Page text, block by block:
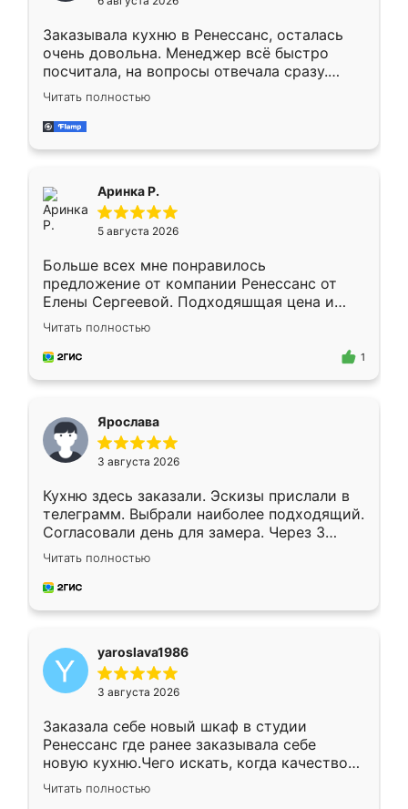
мебели буду заказывать только здесь.
Заказывала кухню в Ренессанс, осталась
очень довольна. Менеджер всё быстро
посчитала, на вопросы отвечала сразу.
Замерщик приехал в субботу, подошёл к
делу со всей ответственностью. Собрали
за день, ребята работали аккуратно, даже
Читать полностью
Аринка Р.
5 августа 2026
Больше всех мне понравилось
предложение от компании Ренессанс от
Елены Сергеевой. Подходяшщая цена и
короткие сроки изготовления. Приехавший
для замера сотрудник Владислав
предложил по моему эскизу самый
Читать полностью
1
Ярослава
3 августа 2026
Кухню здесь заказали. Эскизы прислали в
телеграмм. Выбрали наиболее подходящий.
Согласовали день для замера. Через 3
недели кухня была уже готова. Остались
довольны работой. Спасибо Ренессанс
мебель за качественную работу!
Читать полностью
yaroslava1986
3 августа 2026
Заказала себе новый шкаф в студии
Ренессанс где ранее заказывала себе
новую кухню.Чего искать, когда качеством
вполне довольна. Служит кухня уже почти
два года, нареканий нет.
Читать полностью